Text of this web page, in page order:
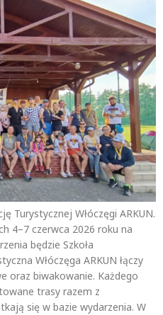
Turystycznej Włóczęgi ARKUN.
4–7 czerwca 2026 roku na
będzie Szkoła
Włóczęga ARKUN łączy
oraz biwakowanie. Każdego
trasy razem z
się w bazie wydarzenia. W